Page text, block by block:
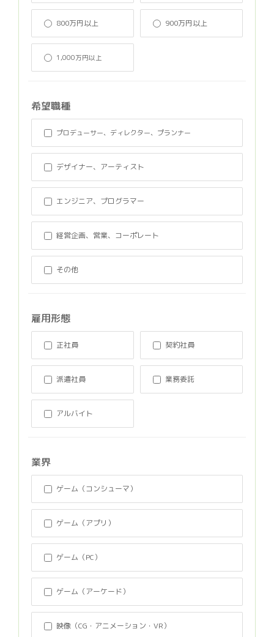
800万円以上 900万円以上
1,000万円以上
希望職種
プロデューサー、ディレクター、プランナー
デザイナー、アーティスト
エンジニア、プログラマー
経営企画、営業、コーポレート
その他
雇用形態
正社員 契約社員
派遣社員 業務委託
アルバイト
業界
ゲーム（コンシューマ）
ゲーム（アプリ）
ゲーム（PC）
ゲーム（アーケード）
映像（CG・アニメーション・VR）